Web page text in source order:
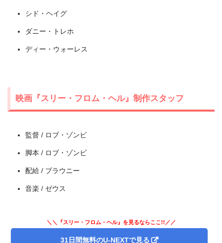
シド・ヘイグ
ダニー・トレホ
ディー・ウォーレス
映画『スリー・フロム・ヘル』制作スタッフ
監督 / ロブ・ゾンビ
脚本 / ロブ・ゾンビ
配給 / ブラウニー
音楽 / ゼウス
＼＼『スリー・フロム・ヘル』を見るならここ!!／／
31日間無料のU-NEXTで見る